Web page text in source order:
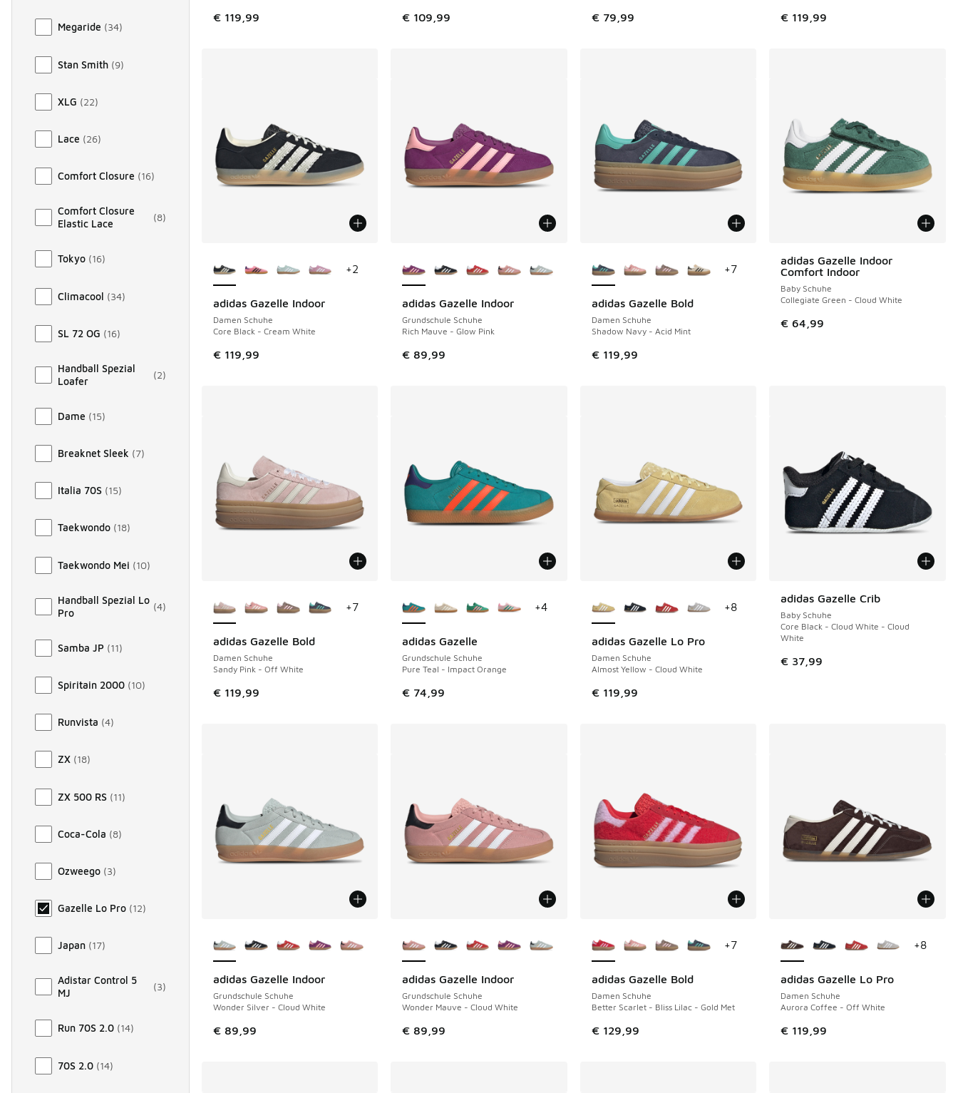
Megaride (34)
Stan Smith (9)
XLG (22)
Lace (26)
Comfort Closure (16)
Comfort Closure
Elastic Lace
(8)
Tokyo (16)
Climacool (34)
SL 72 OG (16)
Handball Spezial
Loafer
(2)
Dame (15)
Breaknet Sleek (7)
Italia 70S (15)
Taekwondo (18)
Taekwondo Mei (10)
Handball Spezial Lo
Pro
(4)
Samba JP (11)
Spiritain 2000 (10)
Runvista (4)
ZX (18)
ZX 500 RS (11)
Coca-Cola (8)
Ozweego (3)
Gazelle Lo Pro (12)
Japan (17)
Adistar Control 5
MJ
(3)
Run 70S 2.0 (14)
70S 2.0 (14)
€ 119,99 € 109,99 € 79,99 € 119,99
adidas Gazelle Indoor
Damen Schuhe
Core Black - Cream White
€ 119,99
+2
adidas Gazelle Indoor
Grundschule Schuhe
Rich Mauve - Glow Pink
€ 89,99
adidas Gazelle Bold
Damen Schuhe
Shadow Navy - Acid Mint
€ 119,99
+7
adidas Gazelle Indoor
Comfort Indoor
Baby Schuhe
Collegiate Green - Cloud White
€ 64,99
adidas Gazelle Bold
Damen Schuhe
Sandy Pink - Off White
€ 119,99
+7
adidas Gazelle
Grundschule Schuhe
Pure Teal - Impact Orange
€ 74,99
+4
adidas Gazelle Lo Pro
Damen Schuhe
Almost Yellow - Cloud White
€ 119,99
+8
adidas Gazelle Crib
Baby Schuhe
Core Black - Cloud White - Cloud
White
€ 37,99
adidas Gazelle Indoor
Grundschule Schuhe
Wonder Silver - Cloud White
€ 89,99
adidas Gazelle Indoor
Grundschule Schuhe
Wonder Mauve - Cloud White
€ 89,99
adidas Gazelle Bold
Damen Schuhe
Better Scarlet - Bliss Lilac - Gold Met
€ 129,99
+7
adidas Gazelle Lo Pro
Damen Schuhe
Aurora Coffee - Off White
€ 119,99
+8